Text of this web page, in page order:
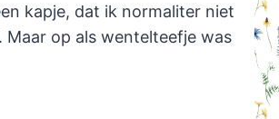
kapje, dat ik normaliter niet
Maar op als wentelteefje was